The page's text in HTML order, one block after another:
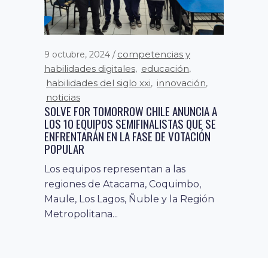
9 octubre, 2024
competencias y
habilidades digitales, educación,
habilidades del siglo xxi, innovación,
noticias
SOLVE FOR TOMORROW CHILE ANUNCIA A
LOS 10 EQUIPOS SEMIFINALISTAS QUE SE
ENFRENTARÁN EN LA FASE DE VOTACIÓN
POPULAR
Los equipos representan a las
regiones de Atacama, Coquimbo,
Maule, Los Lagos, Ñuble y la Región
Metropolitana...